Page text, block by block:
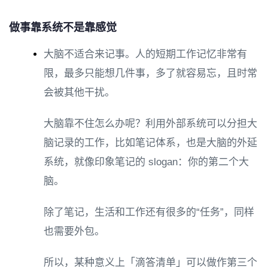
做事靠系统不是靠感觉
大脑不适合来记事。人的短期工作记忆非常有
限，最多只能想几件事，多了就容易忘，且时常
会被其他干扰。
大脑靠不住怎么办呢？利用外部系统可以分担大
脑记录的工作，比如笔记体系，也是大脑的外延
系统，就像印象笔记的 slogan：你的第二个大
脑。
除了笔记，生活和工作还有很多的“任务”，同样
也需要外包。
所以，某种意义上「滴答清单」可以做作第三个